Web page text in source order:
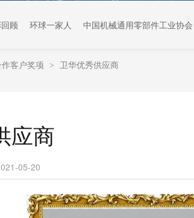
顾 环球一家人 中国机械通用零部件工业协会
客户奖项 > 卫华优秀供应商
应商
05-20